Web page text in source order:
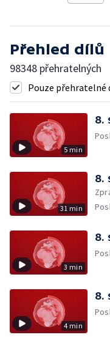
Přehled dílů
98348 přehratelných
Pouze přehratelné
5 min
8.
31 min
8.
3 min
8.
4 min
8.